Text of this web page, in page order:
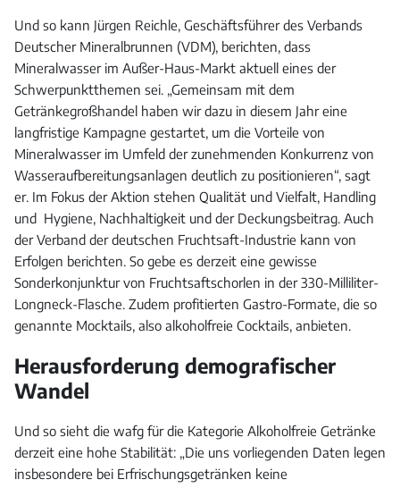
Und so kann Jürgen Reichle, Geschäftsführer des Verbands
Deutscher Mineralbrunnen (VDM), berichten, dass
Mineralwasser im Außer-Haus-Markt aktuell eines der
Schwerpunktthemen sei. „Gemeinsam mit dem
Getränkegroßhandel haben wir dazu in diesem Jahr eine
langfristige Kampagne gestartet, um die Vorteile von
Mineralwasser im Umfeld der zunehmenden Konkurrenz von
Wasseraufbereitungsanlagen deutlich zu positionieren“, sagt
er. Im Fokus der Aktion stehen Qualität und Vielfalt, Handling
und Hygiene, Nachhaltigkeit und der Deckungsbeitrag. Auch
der Verband der deutschen Fruchtsaft-Industrie kann von
Erfolgen berichten. So gebe es derzeit eine gewisse
Sonderkonjunktur von Fruchtsaftschorlen in der 330-Milliliter-
Longneck-Flasche. Zudem profitierten Gastro-Formate, die so
genannte Mocktails, also alkoholfreie Cocktails, anbieten.
Herausforderung demografischer
Wandel
Und so sieht die wafg für die Kategorie Alkoholfreie Getränke
derzeit eine hohe Stabilität: „Die uns vorliegenden Daten legen
insbesondere bei Erfrischungsgetränken keine